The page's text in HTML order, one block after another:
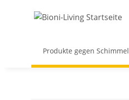
Produkte gegen Schimmel